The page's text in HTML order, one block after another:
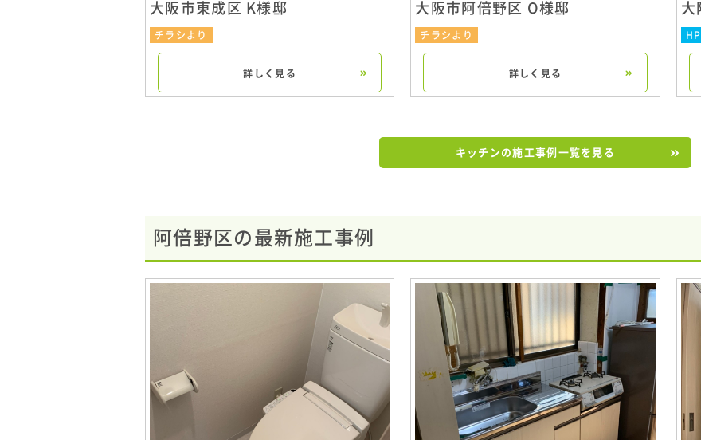
大阪市東成区 K様邸
チラシより
詳しく見る
大阪市阿倍野区 O様邸
チラシより
詳しく見る
大
キッチンの施工事例一覧を見る
阿倍野区の最新施工事例